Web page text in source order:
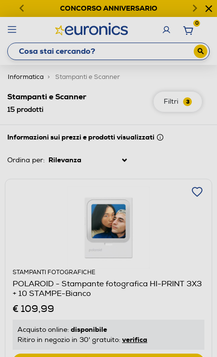
CONCORSO ANNIVERSARIO
0
Informatica Stampanti e Scanner
Filtri 3
Stampanti e Scanner
15 prodotti
Informazioni sui prezzi e prodotti visualizzati
Ordina per:
STAMPANTI FOTOGRAFICHE
POLAROID - Stampante fotografica HI-PRINT 3X3
+ 10 STAMPE-Bianco
€ 109,99
Acquisto online: disponibile
Ritiro in negozio in 30' gratuito: verifica